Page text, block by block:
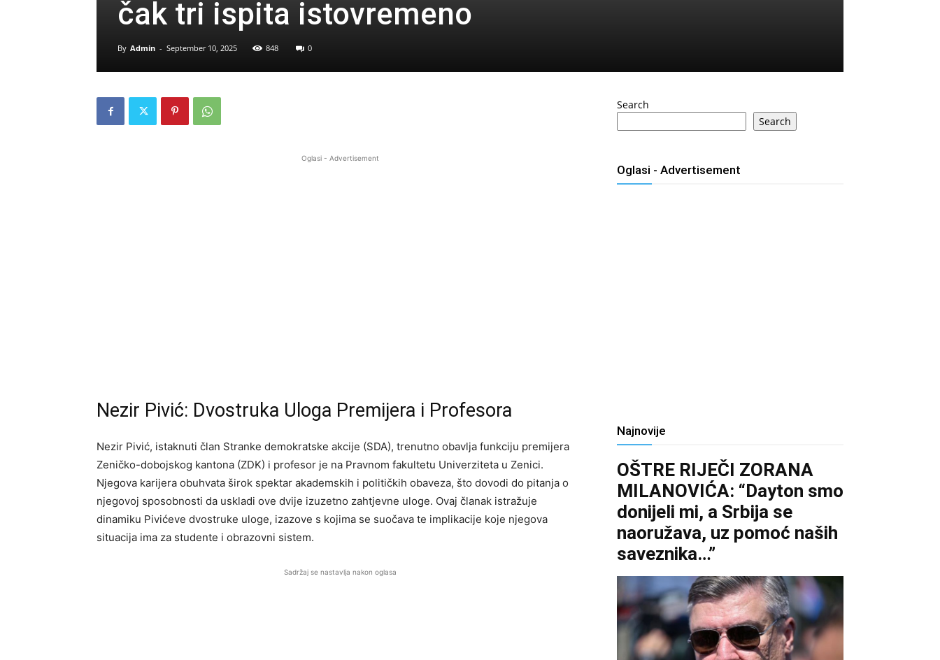
čak tri ispita istovremeno
By Admin - September 10, 2025 848 0
Oglasi - Advertisement
Nezir Pivić: Dvostruka Uloga Premijera i Profesora
Nezir Pivić, istaknuti član Stranke demokratske akcije (SDA), trenutno obavlja funkciju premijera
Zeničko-dobojskog kantona (ZDK) i profesor je na Pravnom fakultetu Univerziteta u Zenici.
Njegova karijera obuhvata širok spektar akademskih i političkih obaveza, što dovodi do pitanja o
njegovoj sposobnosti da uskladi ove dvije izuzetno zahtjevne uloge. Ovaj članak istražuje
dinamiku Pivićeve dvostruke uloge, izazove s kojima se suočava te implikacije koje njegova
situacija ima za studente i obrazovni sistem.
Sadržaj se nastavlja nakon oglasa
Search
Search
Oglasi - Advertisement
Najnovije
OŠTRE RIJEČI ZORANA
MILANOVIĆA: “Dayton smo
donijeli mi, a Srbija se
naoružava, uz pomoć naših
saveznika…”